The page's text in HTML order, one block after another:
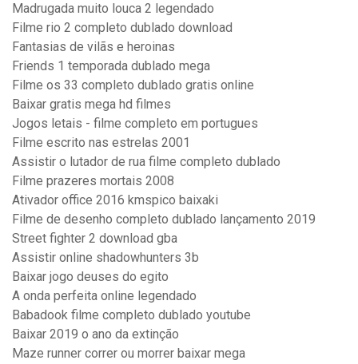
Madrugada muito louca 2 legendado
Filme rio 2 completo dublado download
Fantasias de vilãs e heroinas
Friends 1 temporada dublado mega
Filme os 33 completo dublado gratis online
Baixar gratis mega hd filmes
Jogos letais - filme completo em portugues
Filme escrito nas estrelas 2001
Assistir o lutador de rua filme completo dublado
Filme prazeres mortais 2008
Ativador office 2016 kmspico baixaki
Filme de desenho completo dublado lançamento 2019
Street fighter 2 download gba
Assistir online shadowhunters 3b
Baixar jogo deuses do egito
A onda perfeita online legendado
Babadook filme completo dublado youtube
Baixar 2019 o ano da extinção
Maze runner correr ou morrer baixar mega